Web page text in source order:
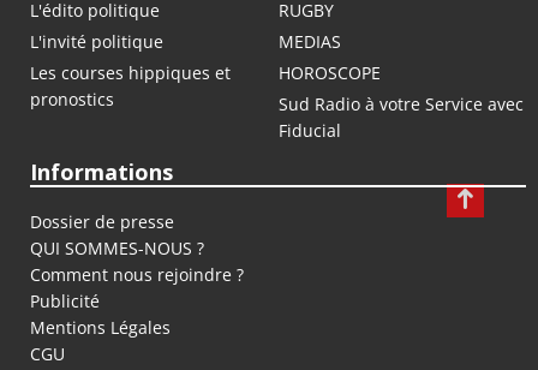
L'édito politique
RUGBY
L'invité politique
MEDIAS
Les courses hippiques et
pronostics
HOROSCOPE
Sud Radio à votre Service avec
Fiducial
Informations
Dossier de presse
QUI SOMMES-NOUS ?
Comment nous rejoindre ?
Publicité
Mentions Légales
CGU